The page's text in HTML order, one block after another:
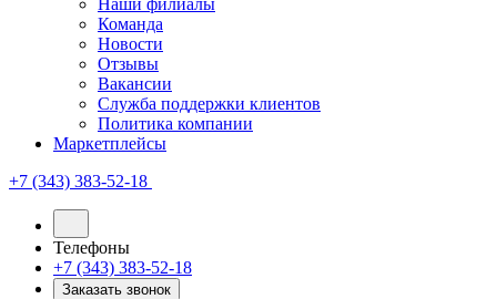
Наши филиалы
Команда
Новости
Отзывы
Вакансии
Служба поддержки клиентов
Политика компании
Маркетплейсы
+7 (343) 383-52-18
Телефоны
+7 (343) 383-52-18
Заказать звонок